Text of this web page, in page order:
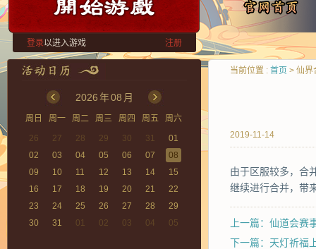
登录以进入游戏 注册
2026年08 月
周日 周一 周二 周三 周四 周五
周六
26
27 28 29 30 31
01
02
03 04 05 06 07
08
09
10 11 12 13 14
15
16
17 18 19 20 21
22
23
24 25 26 27 28
29
30
31 01 02 03 04 05
当前位置 : 首页 > 仙界
2019-11-14
由于区服较多，合
继续进行合并，带
上一篇：仙道会赛
下一篇：天灯祈福